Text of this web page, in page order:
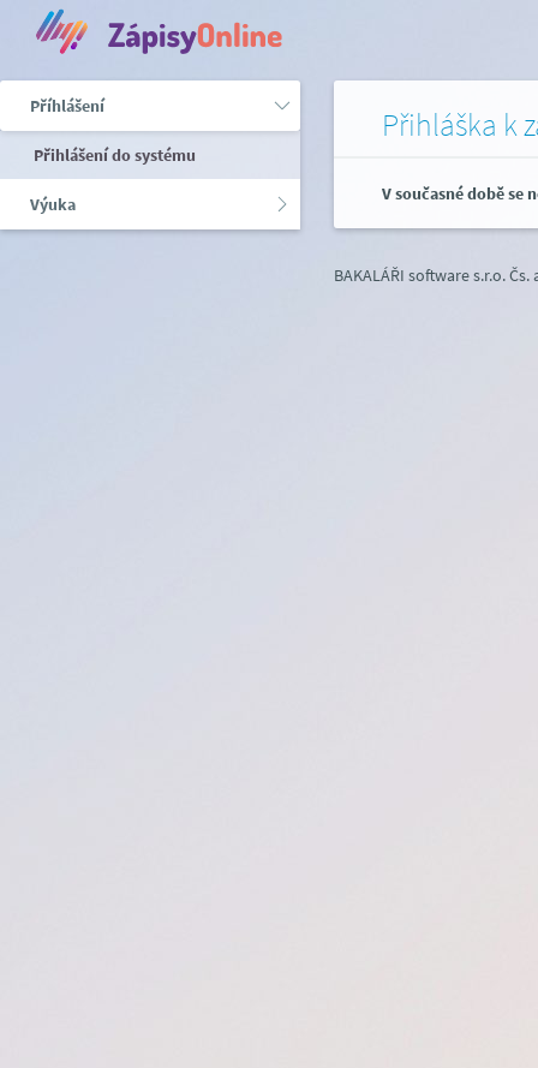
Příhlášení
Přihlášení do systému
Výuka
Přihláška k
V současné době se
BAKALÁŘI software s.r.o.Čs.